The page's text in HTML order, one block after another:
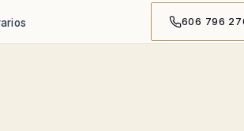
606 796